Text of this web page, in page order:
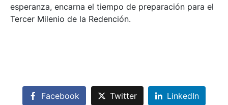
esperanza, encarna el tiempo de preparación para el
Tercer Milenio de la Redención.
Facebook Twitter LinkedIn